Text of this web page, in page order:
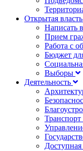
Открытая власть
Написать
Прием
Работа с
Бюджет
Выборы
Деятельность
Транспорт
Доступная